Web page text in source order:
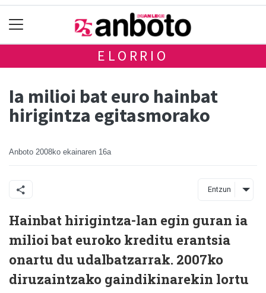
ELORRIO
Ia milioi bat euro hainbat
hirigintza egitasmorako
Anboto 2008ko ekainaren 16a
Entzun
Hainbat hirigintza-lan egin guran ia
milioi bat euroko kreditu erantsia
onartu du udalbatzarrak. 2007ko
diruzaintzako gaindikinarekin lortu